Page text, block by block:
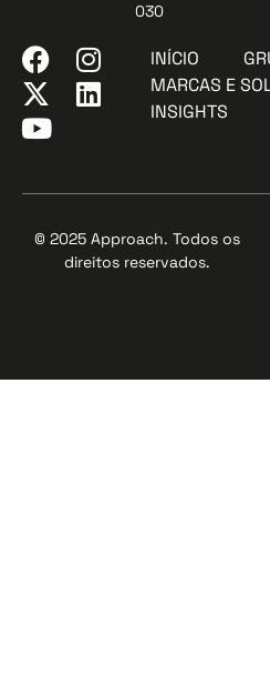
030
INÍCIO
MARCAS E
INSIGHTS
© 2025 Approach. Todos os
direitos reservados.